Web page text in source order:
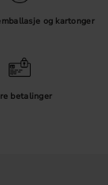
og kartonger
betalinger